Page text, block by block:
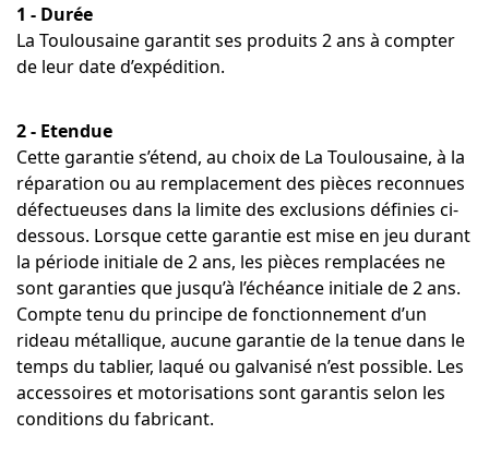
1 - Durée
La Toulousaine garantit ses produits 2 ans à compter
de leur date d’expédition.
2 - Etendue
Cette garantie s’étend, au choix de La Toulousaine, à la
réparation ou au remplacement des pièces reconnues
défectueuses dans la limite des exclusions définies ci-
dessous. Lorsque cette garantie est mise en jeu durant
la période initiale de 2 ans, les pièces remplacées ne
sont garanties que jusqu’à l’échéance initiale de 2 ans.
Compte tenu du principe de fonctionnement d’un
rideau métallique, aucune garantie de la tenue dans le
temps du tablier, laqué ou galvanisé n’est possible. Les
accessoires et motorisations sont garantis selon les
conditions du fabricant.